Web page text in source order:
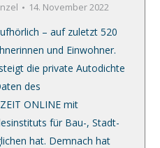
14. November 2022
– auf zuletzt 520
und Einwohner.
die private Autodichte
des
ONLINE mit
für Bau-, Stadt-
hat. Demnach hat